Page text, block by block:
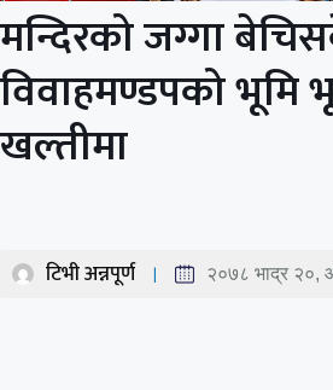
मन्दिरको जग्गा
विवाहमण्डपको भूमि
खल्तीमा
टिभी अन्नपूर्ण २०७८ भाद्र २०,